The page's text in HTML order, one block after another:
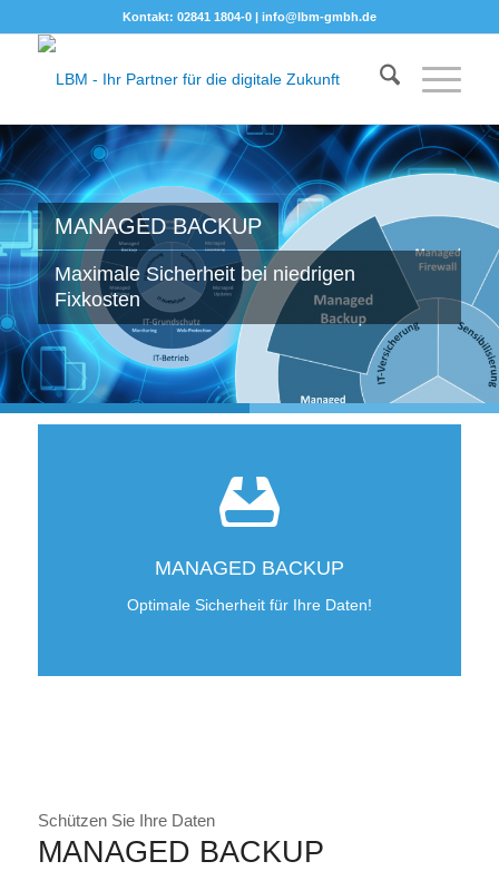
Kontakt: 02841 1804-0 | info@lbm-gmbh.de
MANAGED BACKUP
Maximale Sicherheit bei niedrigen
Fixkosten
MANAGED BACKUP
Optimale Sicherheit für Ihre Daten!
Schützen Sie Ihre Daten
MANAGED BACKUP